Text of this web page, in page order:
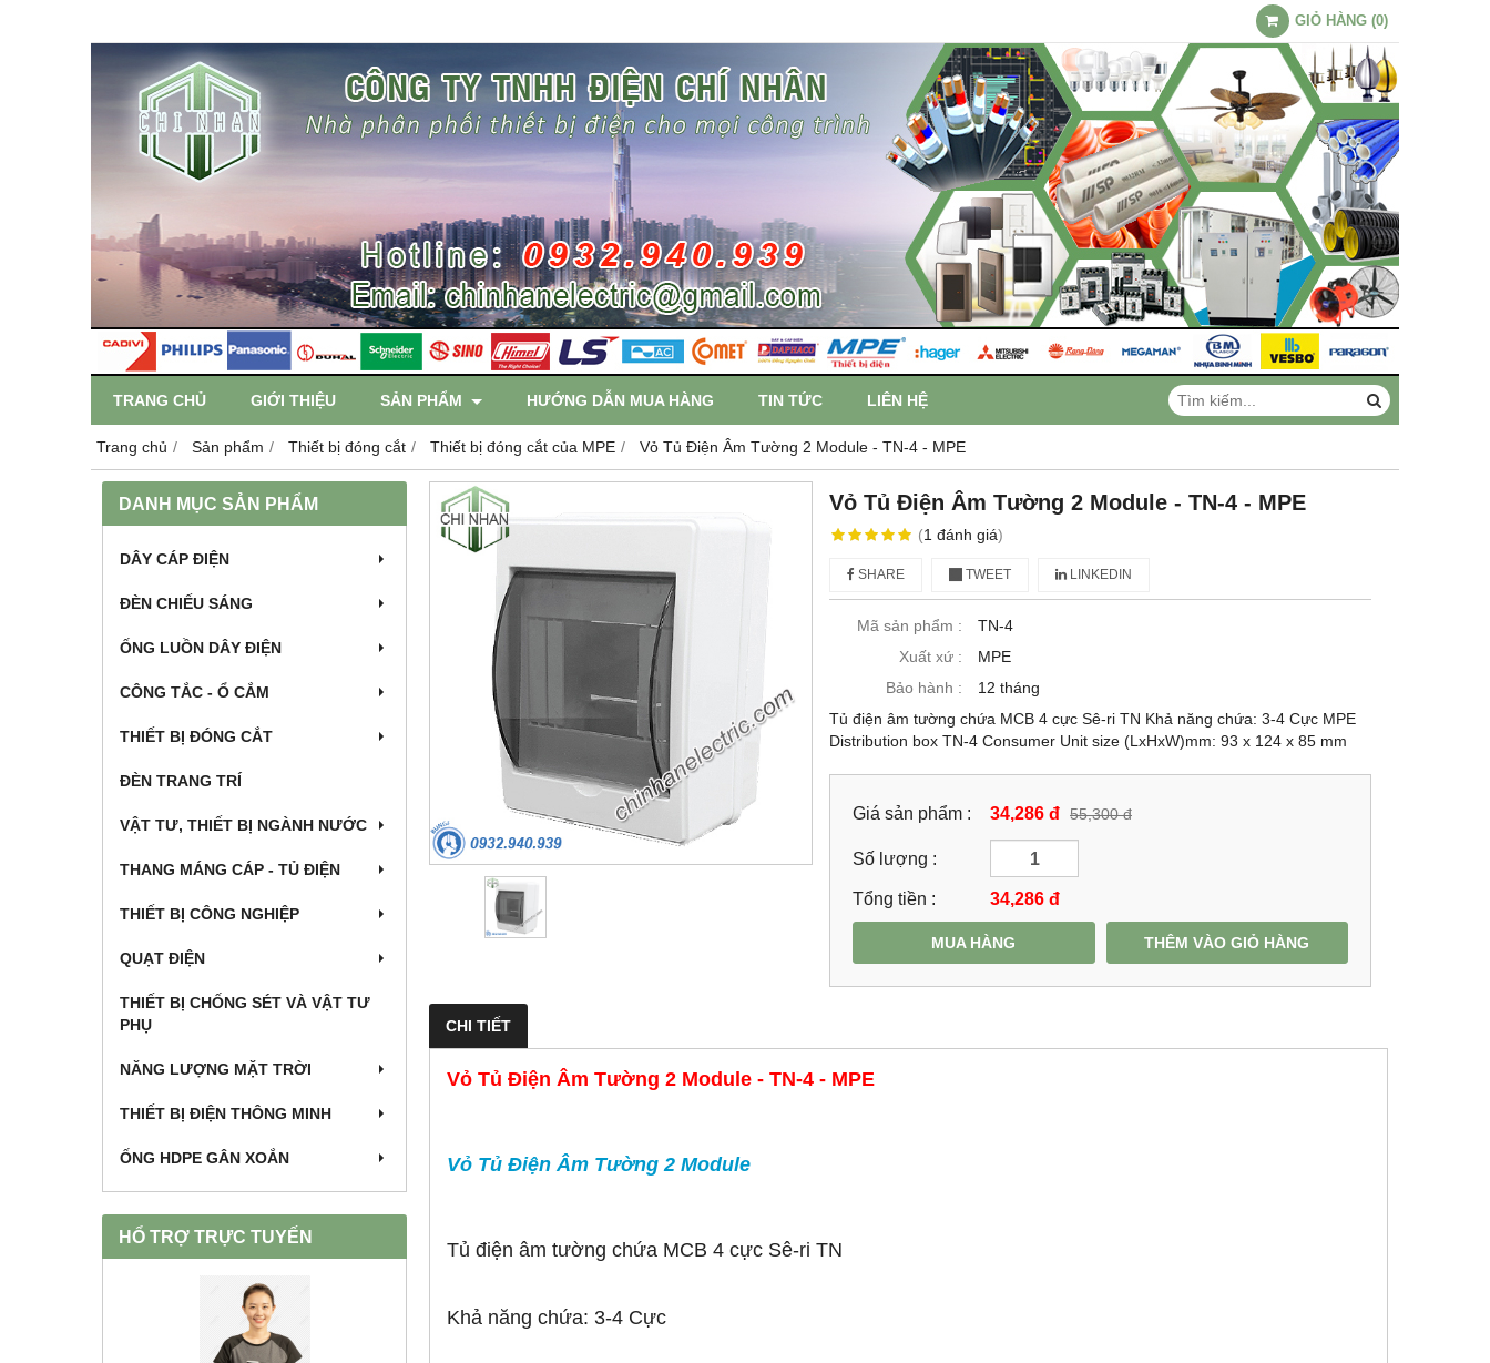
GIỎ HÀNG (0)
TRANG CHỦ GIỚI THIỆU SẢN PHẨM HƯỚNG DẪN MUA HÀNG TIN TỨC LIÊN HỆ
Trang chủ Sản phẩm Thiết bị đóng cắt Thiết bị đóng cắt của MPE Vỏ Tủ Điện Âm Tường 2 Module - TN-4 - MPE
DANH MỤC SẢN PHẨM
DÂY CÁP ĐIỆN
ĐÈN CHIẾU SÁNG
ỐNG LUỒN DÂY ĐIỆN
CÔNG TẮC - Ổ CẮM
THIẾT BỊ ĐÓNG CẮT
ĐÈN TRANG TRÍ
VẬT TƯ, THIẾT BỊ NGÀNH NƯỚC
THANG MÁNG CÁP - TỦ ĐIỆN
THIẾT BỊ CÔNG NGHIỆP
QUẠT ĐIỆN
THIẾT BỊ CHỐNG SÉT VÀ VẬT TƯ
PHỤ
NĂNG LƯỢNG MẶT TRỜI
THIẾT BỊ ĐIỆN THÔNG MINH
ỐNG HDPE GÂN XOẮN
HỔ TRỢ TRỰC TUYẾN
Vỏ Tủ Điện Âm Tường 2 Module - TN-4 - MPE
(1 đánh giá)
SHARE TWEET LINKEDIN
Mã sản phẩm :
TN-4
Xuất xứ :
MPE
Bảo hành :
12 tháng
Tủ điện âm tường chứa MCB 4 cực Sê-ri TN Khả năng chứa: 3-4 Cực MPE
Distribution box TN-4 Consumer Unit size (LxHxW)mm: 93 x 124 x 85 mm
Giá sản phẩm : 34,286 đ 55,300 đ
Số lượng :
Tổng tiền : 34,286 đ
MUA HÀNG THÊM VÀO GIỎ HÀNG
CHI TIẾT
Vỏ Tủ Điện Âm Tường 2 Module - TN-4 - MPE
Vỏ Tủ Điện Âm Tường 2 Module
Tủ điện âm tường chứa MCB 4 cực Sê-ri TN
Khả năng chứa: 3-4 Cực